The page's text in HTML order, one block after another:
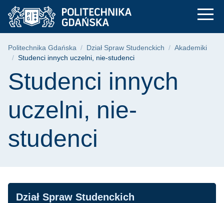
Przejdź
do
menu
Przejdź
do
wyszukiwarki
Przejdź
do
treści
Studenci innych
Ścieżka nawigacyjna
Politechnika Gdańska Dział Spraw Studenckich
Akademiki
Studenci innych uczelni, nie-studenci
Treść strony
Studenci innych
uczelni, nie-
studenci
Nawigacja
Dział Spraw Studenckich